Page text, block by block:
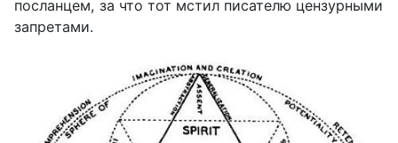
посланцем, за что тот мстил писателю цензурными
запретами.